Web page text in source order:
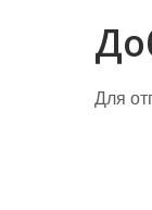
и
г
Для